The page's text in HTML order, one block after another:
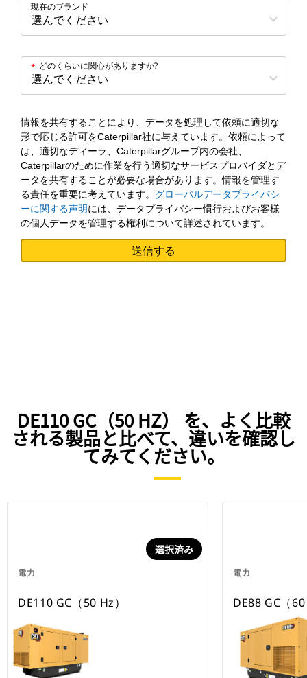
現在のブランド
どのくらいに関心がありますか?
*
情報を共有することにより、データを処理して依頼に適切な
形で応じる許可をCaterpillar社に与えています。依頼によって
は、適切なディーラ、Caterpillarグループ内の会社、
Caterpillarのために作業を行う適切なサービスプロバイダとデ
ータを共有することが必要な場合があります。情報を管理す
る責任を重要に考えています。 グローバルデータプライバシ
ーに関する声明には、データプライバシー慣行およびお客様
の個人データを管理する権利について詳述されています。
DE110 GC（50 HZ） を、よく比較
される製品と比べて、違いを確認し
てみてください。
電力
選択済み
DE110 GC（50 Hz）
電力
DE88 GC（